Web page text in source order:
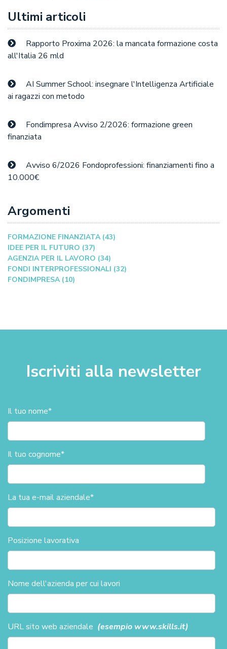
Ultimi articoli
Rapporto Proxima 2026: la mancata formazione costa
all'Italia 26 mld
AI Summer School: insegnare l'Intelligenza Artificiale
ai ragazzi con metodo
Fondimpresa Avviso 2/2026: formazione green
finanziata
Avviso 6/2026 Fondoprofessioni: finanziamenti fino a
10.000€
Argomenti
FORMAZIONE FINANZIATA (43)
IDEE PER IL FUTURO (37)
AGENZIA PER IL LAVORO (34)
FONDI INTERPROFESSIONALI (32)
FONDIMPRESA (10)
Iscriviti alla newsletter
Il tuo nome*
Il tuo cognome*
La tua e-mail aziendale*
Posizione lavorativa
Nome dell'azienda per cui lavori
URL sito web aziendale (esempio www.skills.it)